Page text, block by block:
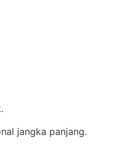
jangka panjang.